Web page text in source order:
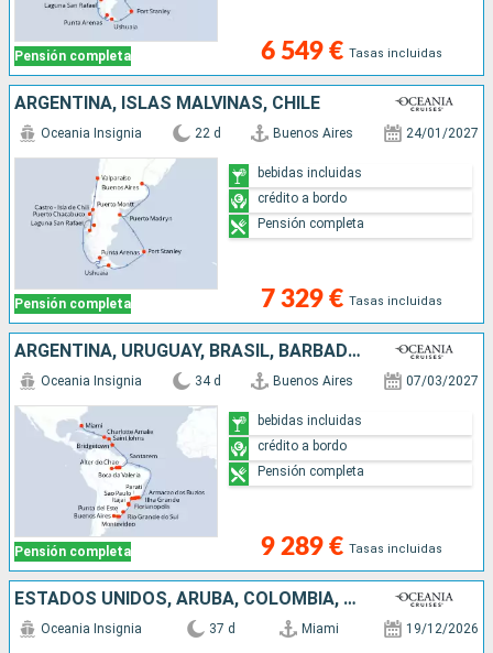
Pensión completa 6 549 € Tasas incluidas
ARGENTINA, ISLAS MALVINAS, CHILE
Pensión completa
Oceania Insignia 22 d Buenos Aires 24/01/2027
7 329 € Tasas incluidas
bebidas incluidas
crédito a bordo
Pensión completa
ARGENTINA, URUGUAY, BRASIL, BARBADOS, ANTIGUA Y BARBUDA, ESTADOS UNIDOS
Pensión completa
Oceania Insignia 34 d Buenos Aires 07/03/2027
9 289 € Tasas incluidas
bebidas incluidas
crédito a bordo
Pensión completa
ESTADOS UNIDOS, ARUBA, COLOMBIA, ECUADOR, PERÚ, CHILE, ARGENTINA, ISLAS MALVINAS, URUGUAY
Oceania Insignia 37 d Miami 19/12/2026